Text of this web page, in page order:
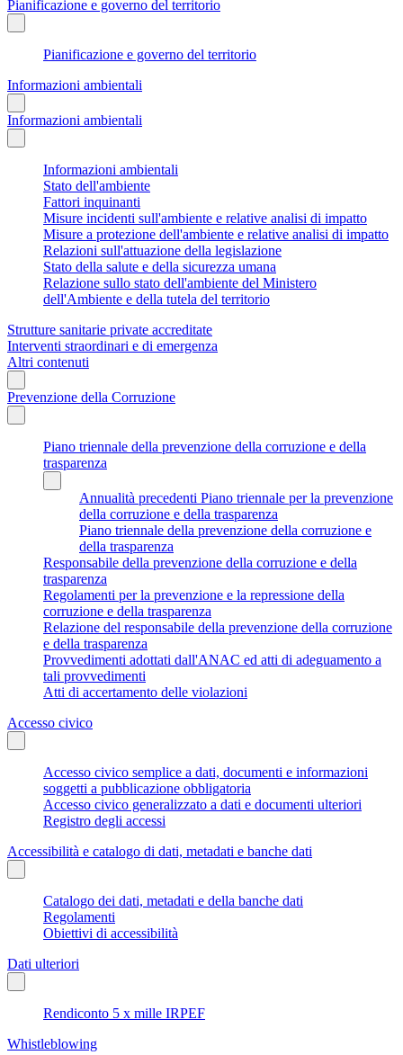
Pianificazione e governo del territorio
Pianificazione e governo del territorio
Informazioni ambientali
Informazioni ambientali
Informazioni ambientali
Stato dell'ambiente
Fattori inquinanti
Misure incidenti sull'ambiente e relative analisi di impatto
Misure a protezione dell'ambiente e relative analisi di impatto
Relazioni sull'attuazione della legislazione
Stato della salute e della sicurezza umana
Relazione sullo stato dell'ambiente del Ministero
dell'Ambiente e della tutela del territorio
Strutture sanitarie private accreditate
Interventi straordinari e di emergenza
Altri contenuti
Prevenzione della Corruzione
Piano triennale della prevenzione della corruzione e della
trasparenza
Annualità precedenti Piano triennale per la prevenzione
della corruzione e della trasparenza
Piano triennale della prevenzione della corruzione e
della trasparenza
Responsabile della prevenzione della corruzione e della
trasparenza
Regolamenti per la prevenzione e la repressione della
corruzione e della trasparenza
Relazione del responsabile della prevenzione della corruzione
e della trasparenza
Provvedimenti adottati dall'ANAC ed atti di adeguamento a
tali provvedimenti
Atti di accertamento delle violazioni
Accesso civico
Accesso civico semplice a dati, documenti e informazioni
soggetti a pubblicazione obbligatoria
Accesso civico generalizzato a dati e documenti ulteriori
Registro degli accessi
Accessibilità e catalogo di dati, metadati e banche dati
Catalogo dei dati, metadati e della banche dati
Regolamenti
Obiettivi di accessibilità
Dati ulteriori
Rendiconto 5 x mille IRPEF
Whistleblowing